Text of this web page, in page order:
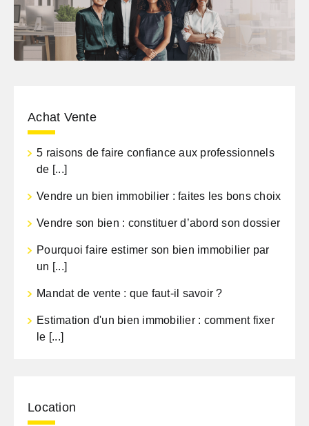
Achat Vente
5 raisons de faire confiance aux professionnels
de [...]
Vendre un bien immobilier : faites les bons choix
Vendre son bien : constituer d’abord son dossier
Pourquoi faire estimer son bien immobilier par
un [...]
Mandat de vente : que faut-il savoir ?
Estimation d'un bien immobilier : comment fixer
le [...]
Location